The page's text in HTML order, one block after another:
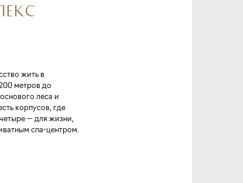
жить в
метров до
леса и
корпусов, где
— для жизни,
спа-центром.